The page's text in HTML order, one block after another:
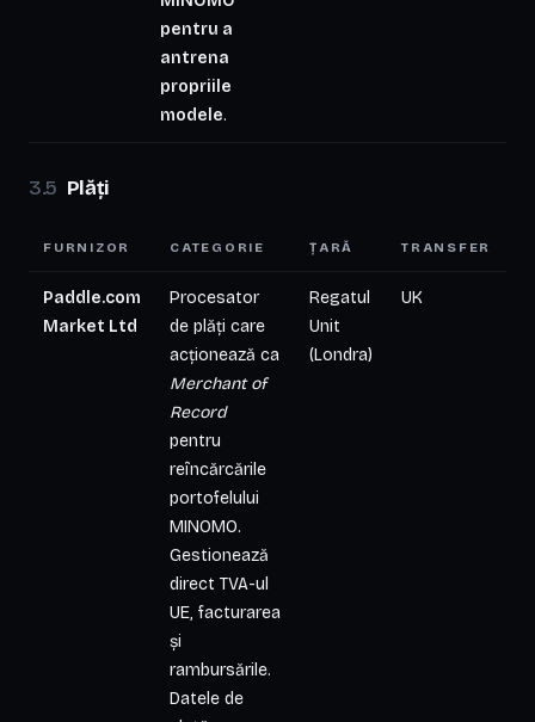
pentru a
antrena
propriile
modele.
Plăți
FURNIZOR CATEGORIE ȚARĂ TRANSFER
Paddle.com
Market Ltd
Procesator
de plăți care
acționează ca
Merchant of
Record
pentru
reîncărcările
portofelului
MINOMO.
Gestionează
direct TVA-ul
UE, facturarea
și
rambursările.
Datele de
Regatul
Unit
(Londra)
UK